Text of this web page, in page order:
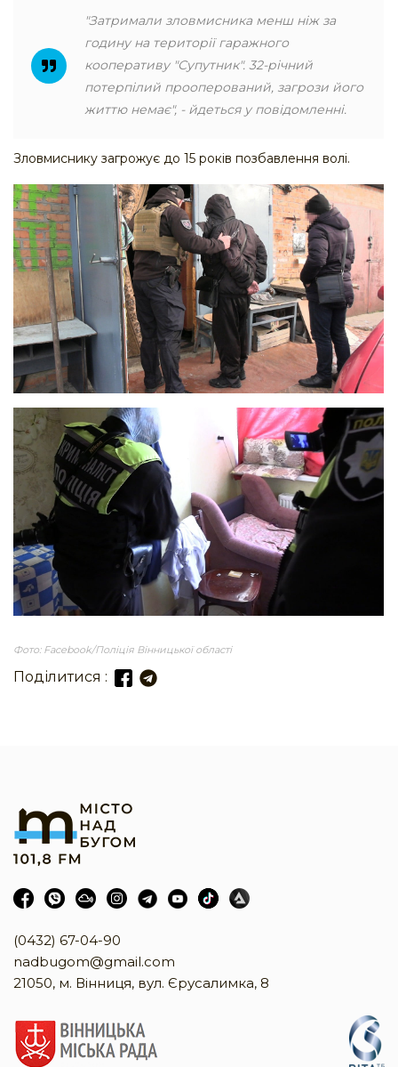
"Затримали зловмисника менш ніж за
годину на території гаражного
кооперативу "Супутник". 32-річний
потерпілий прооперований, загрози його
життю немає", - йдеться у повідомленні.
Зловмиснику загрожує до 15 років позбавлення волі.
Фото: Facebook/Поліція Вінницької області
Поділитися :
(0432) 67-04-90
nadbugom@gmail.com
21050, м. Вінниця, вул. Єрусалимка, 8